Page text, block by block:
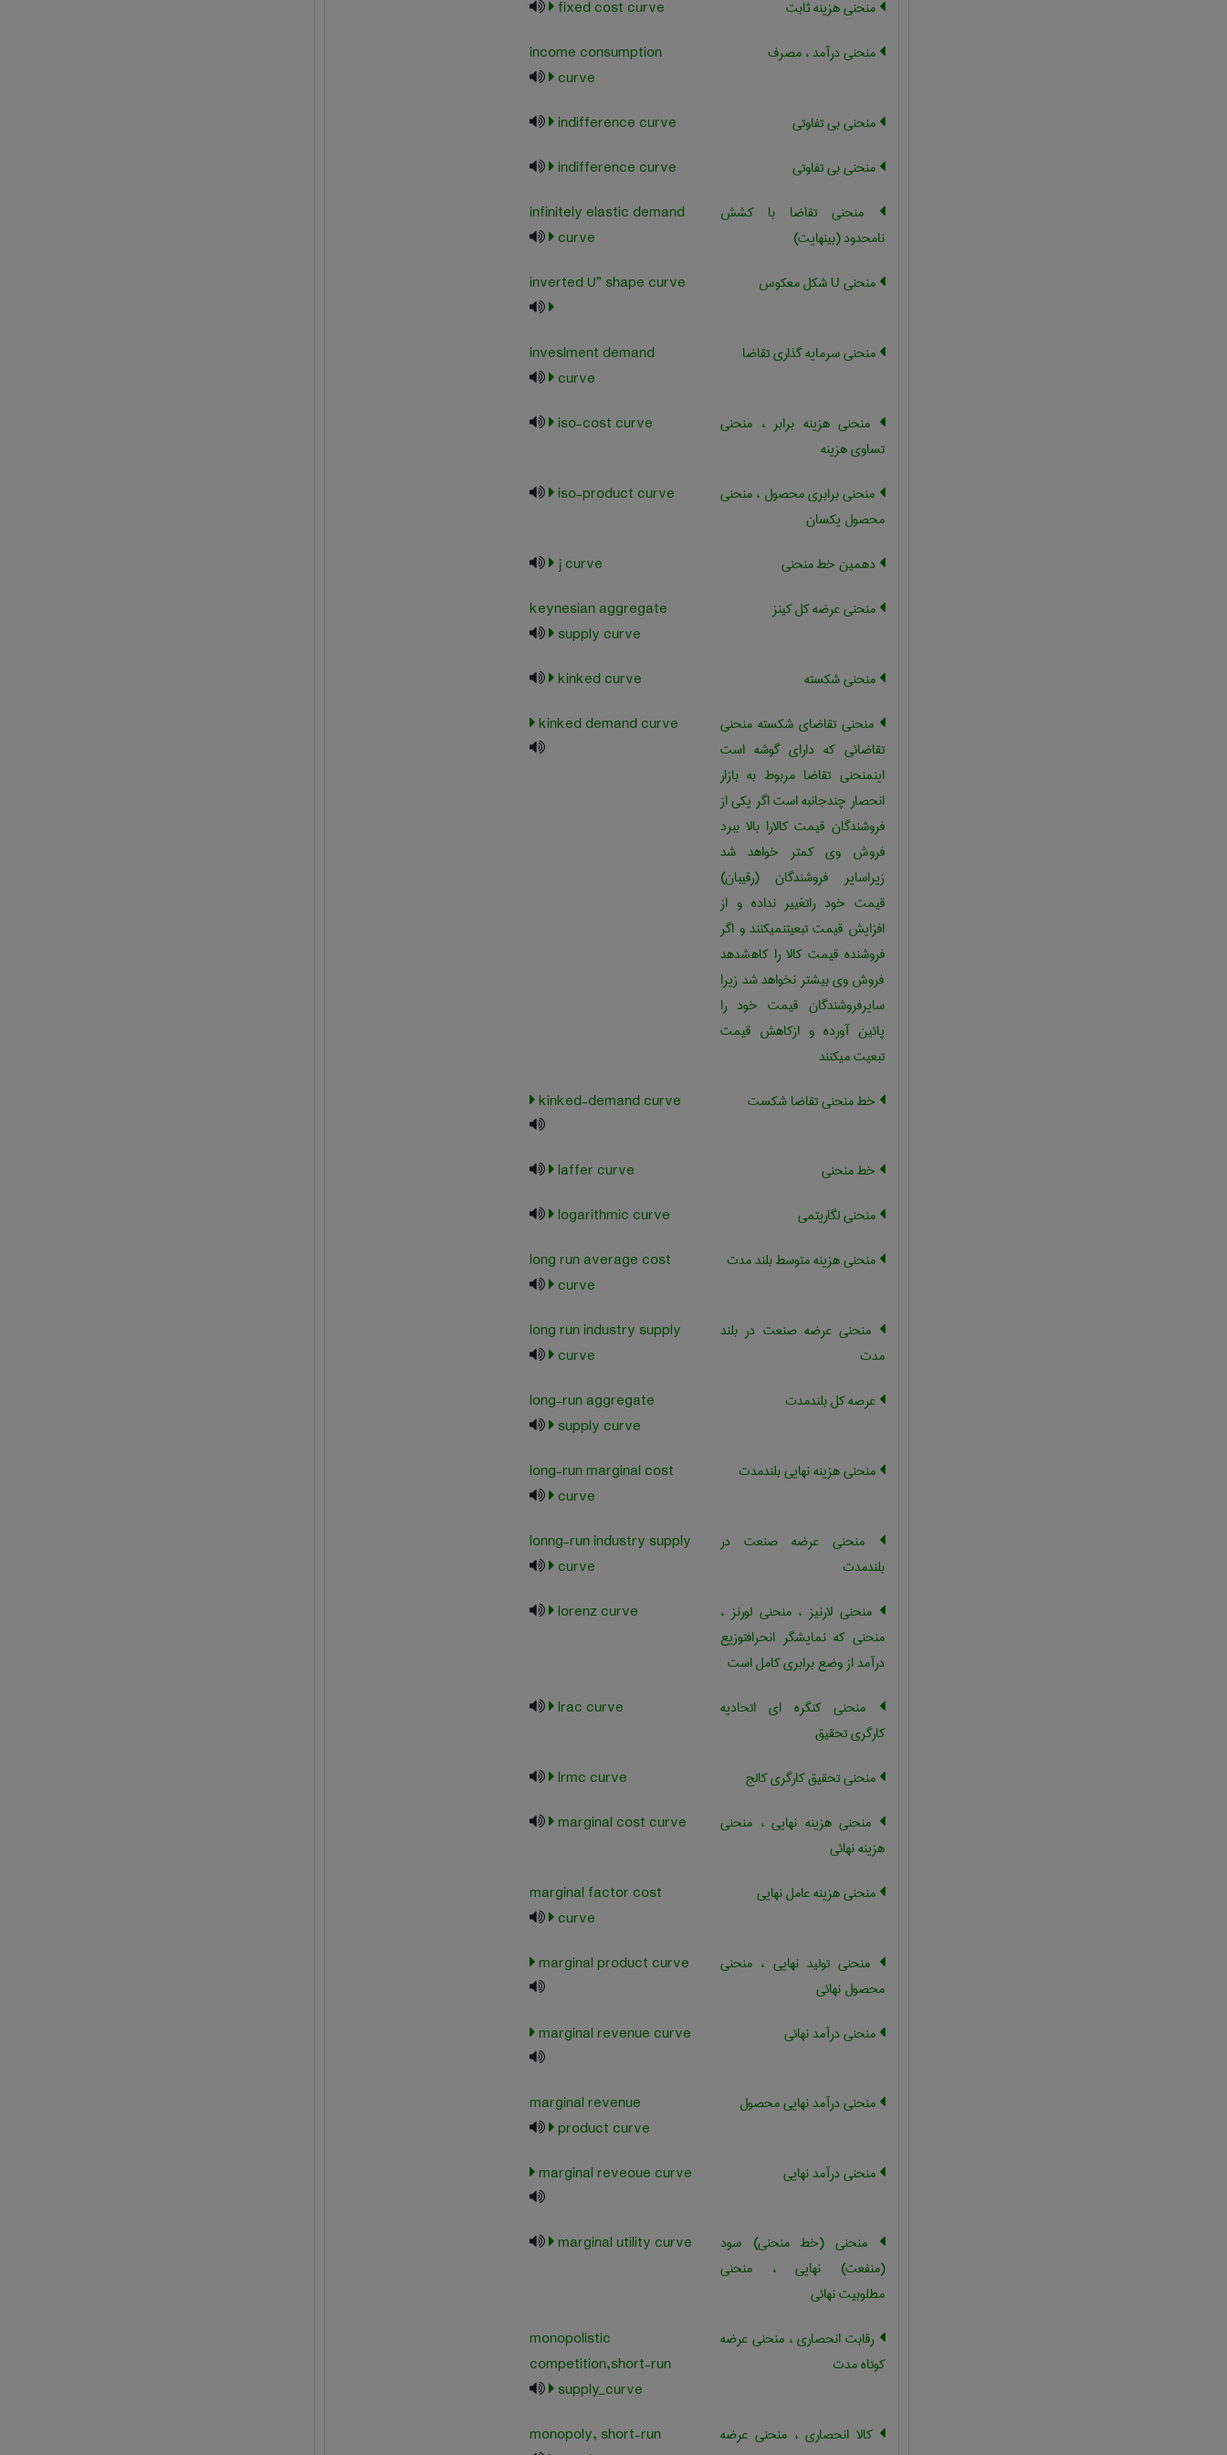
منحنی هزینه ثابت
fixed cost curve
منحنی درآمد ، مصرف
income consumption
curve
منحنی بی تفاوتی
indifference curve
منحنی بی تفاوتی
indifference curve
منحنی تقاضا با کشش
نامحدود (بینهایت)
infinitely elastic demand
curve
منحنی U شکل معکوس
inverted U” shape curve
منحنی سرمایه گذاری تقاضا
inveslment demand
curve
منحنی هزینه برابر ، منحنی
تساوی هزینه
iso-cost curve
منحنی برابری محصول ، منحنی
محصول یکسان
iso-product curve
دهمین خط منحنی
j curve
منحنی عرضه کل کینز
keynesian aggregate
supply curve
منحنی شکسته
kinked curve
منحنی تقاضای شکسته منحنی
تقاضائی که دارای گوشه است
اینمنحنی تقاضا مربوط به بازار
انحصار چندجانبه است اگر یکی از
فروشندگان قیمت کالارا بالا ببرد
فروش وی کمتر خواهد شد
زیراسایر فروشندگان (رقیبان)
قیمت خود راتغییر نداده و از
افزایش قیمت تبعیتنمیکنند و اگر
فروشنده قیمت کالا را کاهشدهد
فروش وی بیشتر نخواهد شد زیرا
سایرفروشندگان قیمت خود را
پائین آورده و ازکاهش قیمت
تبعیت میکنند
kinked demand curve
خط منحنی تقاضا شکست kinked-demand curve
خط منحنی
laffer curve
منحنی لگاریتمی
logarithmic curve
منحنی هزینه متوسط بلند مدت
long run average cost
curve
منحنی عرضه صنعت در بلند
مدت
long run industry supply
curve
عرصه کل بلندمدت
long-run aggregate
supply curve
منحنی هزینه نهایی بلندمدت
long-run marginal cost
curve
منحنی عرضه صنعت در
بلندمدت
lonng-run industry supply
curve
منحنی لارنیز ، منحنی لورنز ،
منحنی که نمایشگر انحرافتوزیع
درآمد از وضع برابری کامل است
lorenz curve
منحنی کنگره ای اتحادیه
کارگری تحقیق
lrac curve
منحنی تحقیق کارگری کالج
lrmc curve
منحنی هزینه نهایی ، منحنی
هزینه نهائی
marginal cost curve
منحنی هزینه عامل نهایی
marginal factor cost
curve
منحنی تولید نهایی ، منحنی
محصول نهائی
marginal product curve
منحنی درآمد نهائی marginal revenue curve
منحنی درآمد نهایی محصول
marginal revenue
product curve
منحنی درآمد نهایی
marginal reveoue curve
منحنی (خط منحنی) سود
(منفعت) نهایی ، منحنی
مطلوبیت نهائی
marginal utility curve
رقابت انحصاری ، منحنی عرضه
کوتاه مدت
monopolistic
competition,short-run
supply_curve
کالا انحصاری ، منحنی عرضه
monopoly, short-run